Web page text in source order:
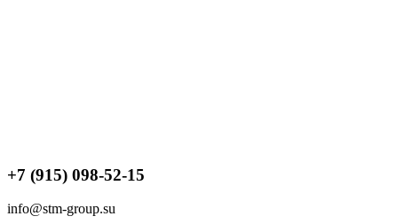
+7 (915) 098-52-15
info@stm-group.su